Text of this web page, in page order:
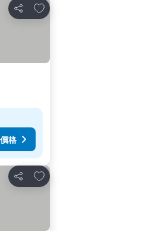
分享
加入我的最愛
格
分享
加入我的最愛